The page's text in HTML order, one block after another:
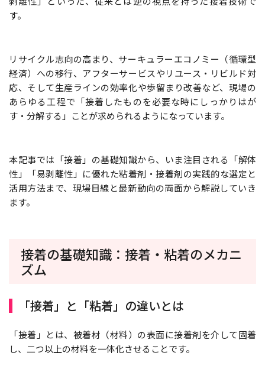
す。
リサイクル志向の高まり、サーキュラーエコノミー（循環型
経済）への移行、アフターサービスやリユース・リビルド対
応、そして生産ラインの効率化や歩留まり改善など、現場の
あらゆる工程で「接着したものを必要な時にしっかりはが
す・分解する」ことが求められるようになっています。
本記事では「接着」の基礎知識から、いま注目される「解体
性」「易剥離性」に優れた粘着剤・接着剤の実践的な選定と
活用方法まで、現場目線と最新動向の両面から解説していき
ます。
接着の基礎知識：接着・粘着のメカニ
ズム
「接着」と「粘着」の違いとは
「接着」とは、被着材（材料）の表面に接着剤を介して固着
し、二つ以上の材料を一体化させることです。